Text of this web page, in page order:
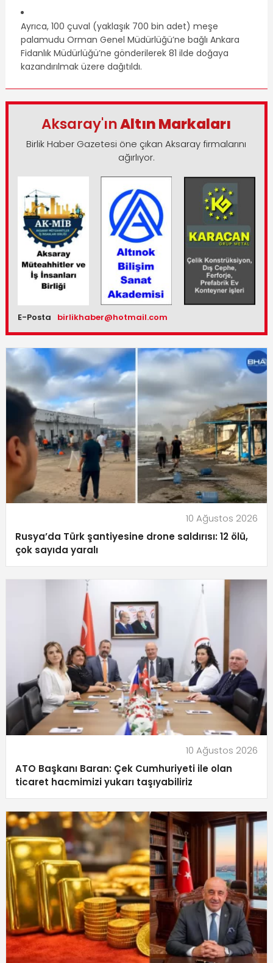
Ayrıca, 100 çuval (yaklaşık 700 bin adet) meşe
palamudu Orman Genel Müdürlüğü’ne bağlı Ankara
Fidanlık Müdürlüğü’ne gönderilerek 81 ilde doğaya
kazandırılmak üzere dağıtıldı.
Aksaray'ınAltın Markaları
Birlik Haber Gazetesi öne çıkan Aksaray firmalarını
ağırlıyor.
E-Posta birlikhaber@hotmail.com
10 Ağustos 2026
Rusya’da Türk şantiyesine drone saldırısı: 12 ölü,
çok sayıda yaralı
10 Ağustos 2026
ATO Başkanı Baran: Çek Cumhuriyeti ile olan
ticaret hacmimizi yukarı taşıyabiliriz